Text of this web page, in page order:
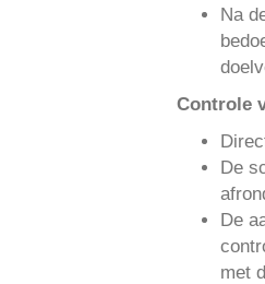
​Na
Controle
De
De
met